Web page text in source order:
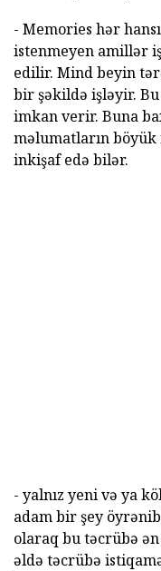
- Memories hər
istenmeyen amillər
edilir. Mind beyin
bir şəkildə işləyir.
imkan verir. Buna
məlumatların
inkişaf edə bilər.
- yalnız yeni və ya
adam bir şey
olaraq bu təcrübə
əldə təcrübə